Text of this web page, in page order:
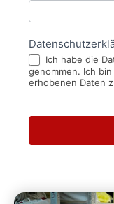
Ich habe die
genommen. Ich
erhobenen Daten